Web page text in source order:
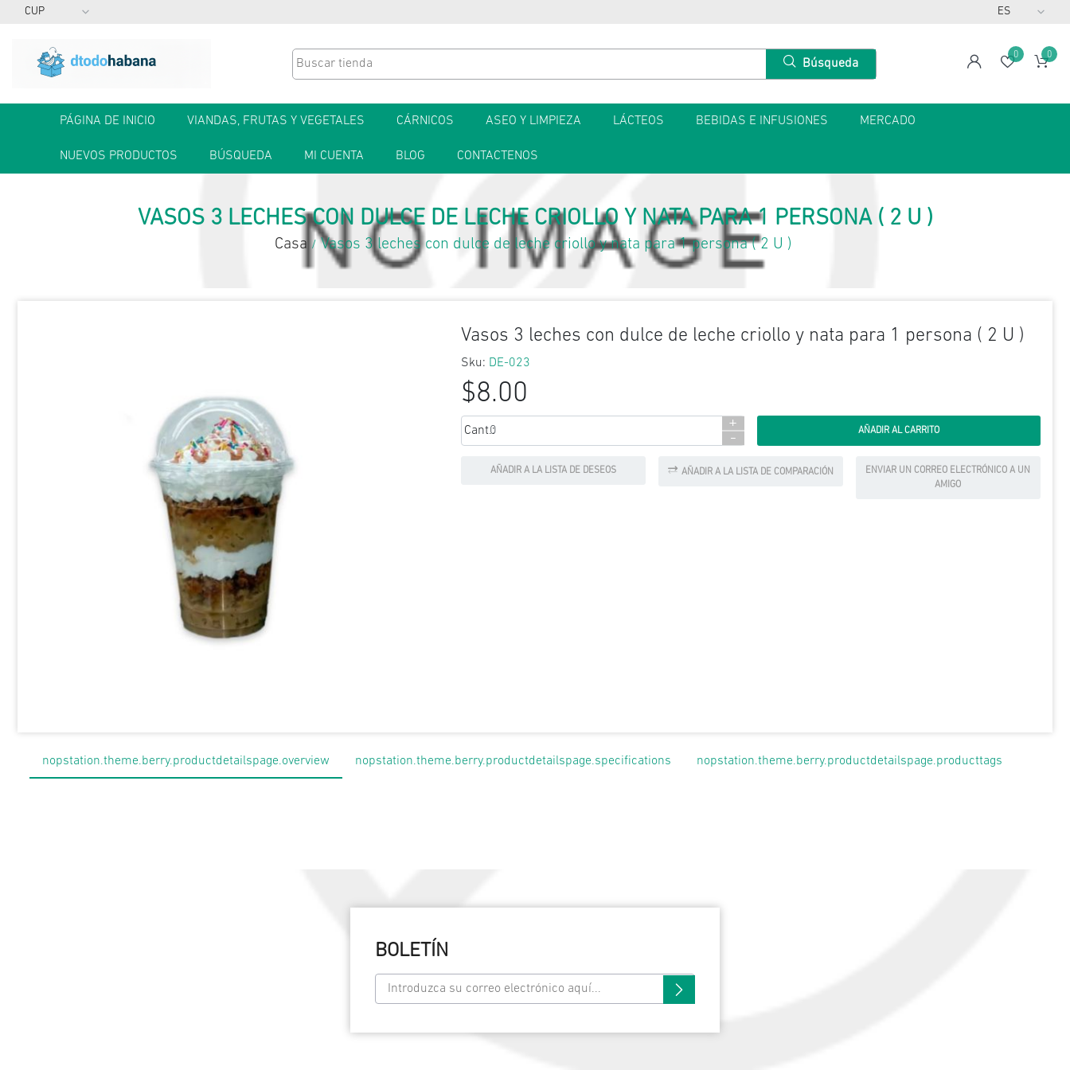
Búsqueda span Lista de
0 0
PÁGINA DE INICIO VIANDAS, FRUTAS Y VEGETALES CÁRNICOS ASEO Y LIMPIEZA LÁCTEOS BEBIDAS E INFUSIONES MERCADO
NUEVOS PRODUCTOS BÚSQUEDA MI CUENTA BLOG CONTACTENOS
VASOS 3 LECHES CON DULCE DE LECHE CRIOLLO Y NATA PARA 1 PERSONA ( 2 U )
Casa / Vasos 3 leches con dulce de leche criollo y nata para 1 persona ( 2 U )
Vasos 3 leches con dulce de leche criollo y nata para 1 persona ( 2 U )
Sku: DE-023
$8.00
Cant.:
+
-
AÑADIR A LA LISTA DE DESEOS AÑADIR A LA LISTA DE COMPARACIÓN
ENVIAR UN CORREO ELECTRÓNICO A UN
AMIGO
nopstation.theme.berry.productdetailspage.overview nopstation.theme.berry.productdetailspage.specifications nopstation.theme.berry.productdetailspage.producttags
BOLETÍN